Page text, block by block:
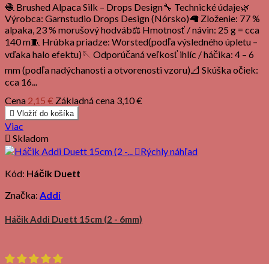
🧶 Brushed Alpaca Silk – Drops Design🔧 Technické údaje🌿
Výrobca: Garnstudio Drops Design (Nórsko)🦙 Zloženie: 77 %
alpaka, 23 % morušový hodváb⚖️ Hmotnosť / návin: 25 g = cca
140 m🧵 Hrúbka priadze: Worsted(podľa výsledného úpletu –
vďaka halo efektu)🪡 Odporúčaná veľkosť ihlíc / háčika: 4 – 6
mm (podľa nadýchanosti a otvorenosti vzoru)📐 Skúška očiek:
cca 16...
Cena 2,15 € Základná cena 3,10 €
 Vložiť do košíka
Viac
 Skladom
Rýchly náhľad
Kód: Háčik Duett
Značka: Addi
Háčik Addi Duett 15cm (2 - 6mm)